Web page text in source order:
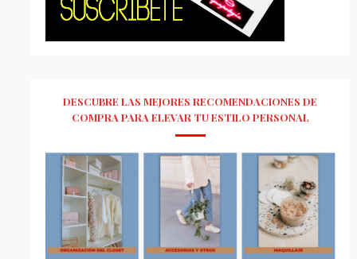
DESCUBRE LAS MEJORES RECOMENDACIONES DE
COMPRA PARA ELEVAR TU ESTILO PERSONAL